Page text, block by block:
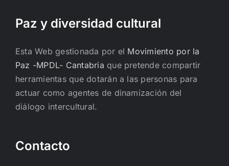
Paz y diversidad cultural
Esta Web gestionada por el Movimiento por la
Paz -MPDL- Cantabria que pretende compartir
herramientas que dotarán a las personas para
actuar como agentes de dinamización del
diálogo intercultural.
Contacto